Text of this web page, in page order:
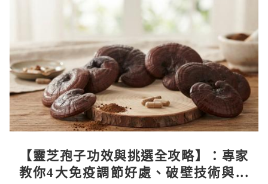
【靈芝孢子功效與挑選全攻略】：專家
教你4大免疫調節好處、破壁技術與挑